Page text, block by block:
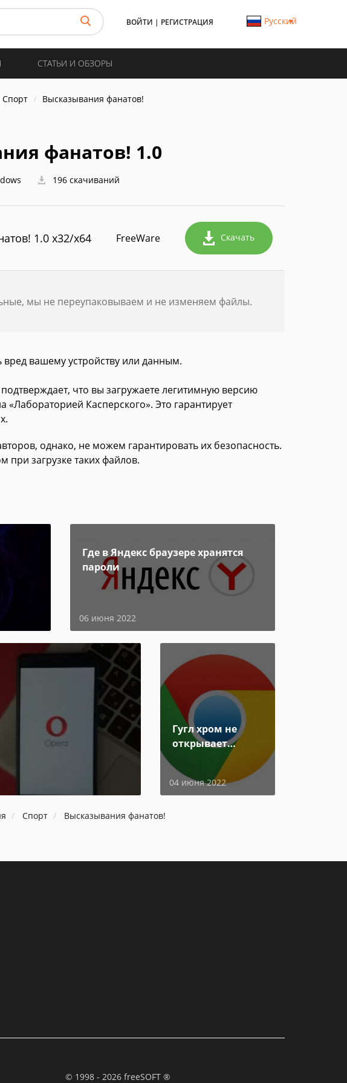
ВОЙТИ | РЕГИСТРАЦИЯ Русский
СТАТЬИ И ОБЗОРЫ
Спорт Высказывания фанатов!
фанатов! 1.0
196 скачиваний
1.0 x32/x64 FreeWare Скачать
мы не переупаковываем и не изменяем файлы.
вашему устройству или данным.
что вы загружаете легитимную версию
Касперского». Это гарантирует
однако, не можем гарантировать их безопасность.
при загрузке таких файлов.
Где в Яндекс браузере хранятся
пароли
06 июня 2022
Гугл хром не
открывает
04 июня 2022
Спорт Высказывания фанатов!
© 1998 - 2026 freeSOFT ®